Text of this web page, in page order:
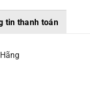
tin thanh toán